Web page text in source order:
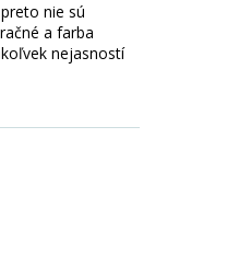
nie sú
a farba
nejasností